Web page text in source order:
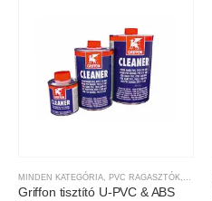
MINDEN KATEGÓRIA, PVC RAGASZTÓK,LEMOSÓK
Griffon tisztító U-PVC & ABS